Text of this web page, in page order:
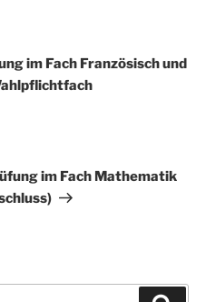
im Fach Französisch und
im Fach Mathematik